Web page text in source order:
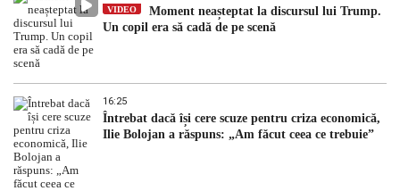
VIDEO
Moment neașteptat la discursul lui Trump.
Un copil era să cadă de pe scenă
16:25
Întrebat dacă își cere scuze pentru criza economică,
Ilie Bolojan a răspuns: „Am făcut ceea ce trebuie”